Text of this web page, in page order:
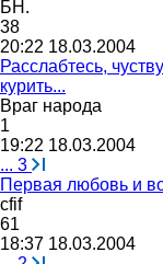
БН .
38
20:22 18.03.2004
Расслабтесь,
курить...
Враг народа
1
19:22 18.03.2004
... 3
Первая любовь и
cfif
61
18:37 18.03.2004